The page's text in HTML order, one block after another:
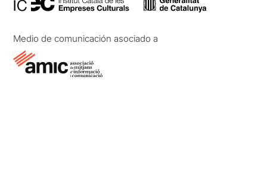
Medio de comunicación asociado a